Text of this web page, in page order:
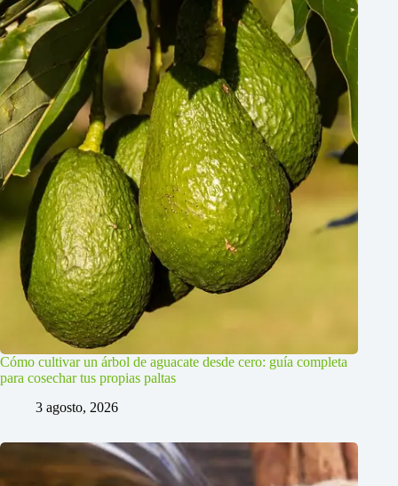
Cómo cultivar un árbol de aguacate desde cero: guía completa
para cosechar tus propias paltas
3 agosto, 2026